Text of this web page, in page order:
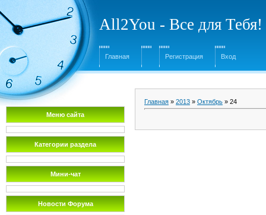
All2You - Все для Тебя!
Главная Регистрация Вход
Меню сайта
Категории раздела
Мини-чат
Новости Форума
Главная » 2013 » Октябрь » 24